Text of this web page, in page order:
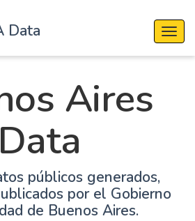
Data
Aires
Data
públicos generados,
por el Gobierno
de Buenos Aires.